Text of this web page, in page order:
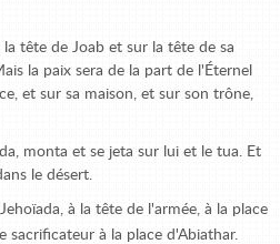
tête de Joab et sur la tête de sa
la paix sera de la part de l'Éternel
et sur sa maison, et sur son trône,
monta et se jeta sur lui et le tua. Et
le désert.
à la tête de l'armée, à la place
sacrificateur à la place d'Abiathar.